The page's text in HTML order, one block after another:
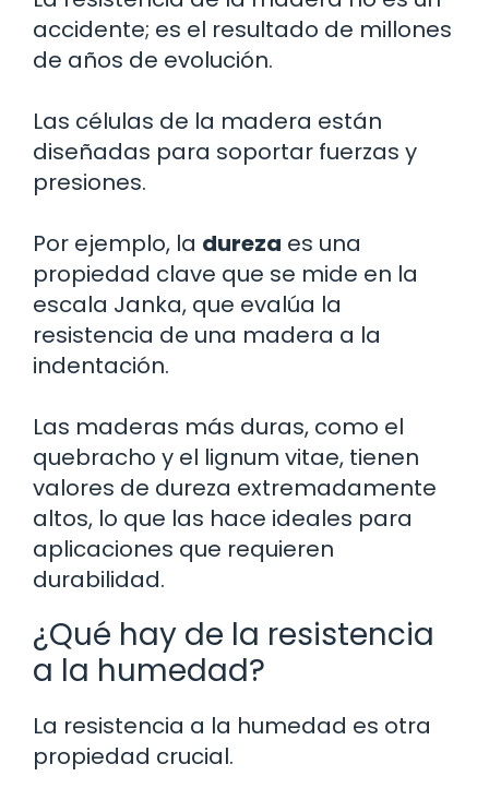
accidente; es el resultado de millones
de años de evolución.
Las células de la madera están
diseñadas para soportar fuerzas y
presiones.
Por ejemplo, la dureza es una
propiedad clave que se mide en la
escala Janka, que evalúa la
resistencia de una madera a la
indentación.
Las maderas más duras, como el
quebracho y el lignum vitae, tienen
valores de dureza extremadamente
altos, lo que las hace ideales para
aplicaciones que requieren
durabilidad.
¿Qué hay de la resistencia
a la humedad?
La resistencia a la humedad es otra
propiedad crucial.